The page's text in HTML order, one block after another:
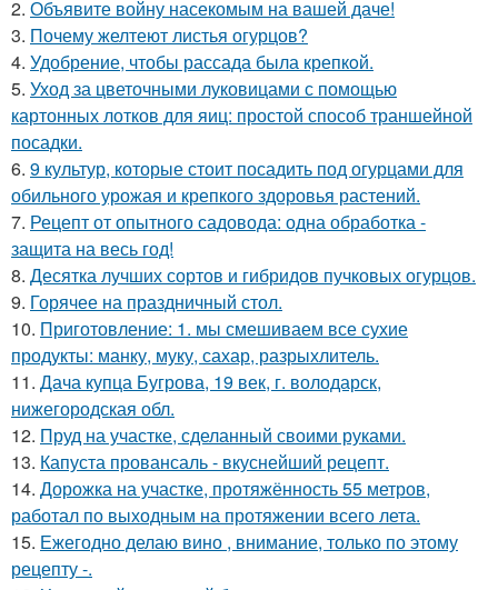
2. Объявите войну насекомым на вашей даче!
3. Почему желтеют листья огурцов?
4. Удобрение, чтобы рассада была крепкoй.
5. Уход за цветочными луковицами с помощью
картонных лотков для яиц: простой способ траншейной
посадки.
6. 9 культур, которые стоит посадить под огурцами для
обильного урожая и крепкого здоровья растений.
7. Рецепт от опытного садовода: одна обработка -
защита на весь год!
8. Десятка лучших сортов и гибридов пучковых огурцов.
9. Горячее на праздничный стол.
10. Приготовление: 1. мы смешиваем все сухие
продукты: манку, муку, сахар, разрыхлитель.
11. Дача купца Бугрова, 19 век, г. володарск,
нижегородская обл.
12. Пруд на участке, сделанный своими руками.
13. Капуста провансаль - вкуснейший рецепт.
14. Дорожка на участке, протяжённость 55 метров,
работал по выходным на протяжении всего лета.
15. Ежегодно делаю вино , внимание, только по этому
рецепту -.